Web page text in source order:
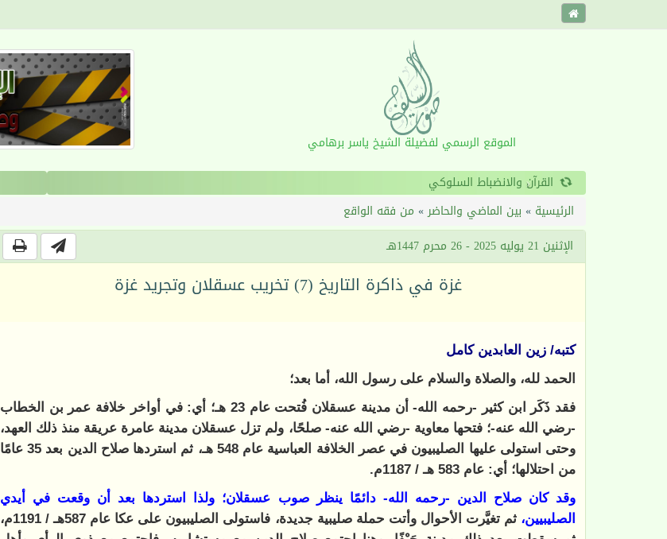
الموقع الرسمي لفضيلة الشيخ ياسر برهامي
‹
الرئيسية » بين الماضي والحاضر» من فقه الواقع
الإثنين 21 يوليه 2025 - 26 محرم 1447هـ
غزة في ذاكرة التاريخ (7) تخريب عسقلان وتجريد غزة
كتبه/ زين العابدين كامل
الحمد لله، والصلاة والسلام على رسول الله، أما بعد؛
فقد ذَكَر ابن كثير -رحمه الله- أن مدينة عسقلان فُتحت عام 23 هـ؛ أي: في أواخر خلافة عمر بن الخطاب
-رضي الله عنه-؛ فتحها معاوية -رضي الله عنه- صلحًا، ولم تزل عسقلان مدينة عامرة عريقة منذ ذلك العهد،
وحتى استولى عليها الصليبيون في عصر الخلافة العباسية عام 548 هـ، ثم استردها صلاح الدين بعد 35 عامًا
من احتلالها؛ أي: عام 583 هـ / 1187م.
وقد كان صلاح الدين -رحمه الله- دائمًا ينظر صوب عسقلان؛ ولذا استردها بعد أن وقعت في أيدي
الصليبيين،
ثم تغيَّرت الأحوال وأتت حملة صليبية جديدة، فاستولى الصليبيون على عكا عام 587هـ / 1191م،